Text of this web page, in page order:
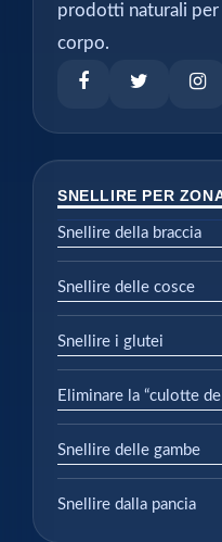
prodotti naturali per
corpo.
SNELLIRE PER
Snellire della braccia
Snellire delle cosce
Snellire i glutei
Eliminare la “culotte
Snellire delle gambe
Snellire dalla pancia